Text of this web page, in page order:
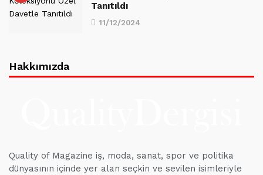
Tanıtıldı
11/12/2024
Hakkımızda
Quality of Magazine iş, moda, sanat, spor ve politika
dünyasının içinde yer alan seçkin ve sevilen isimleriyle